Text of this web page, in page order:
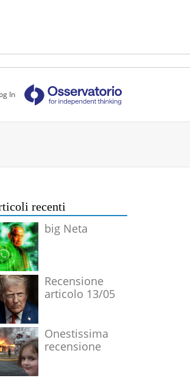
In
recenti
big Neta
Recensione
articolo 13/05
Onestissima
recensione